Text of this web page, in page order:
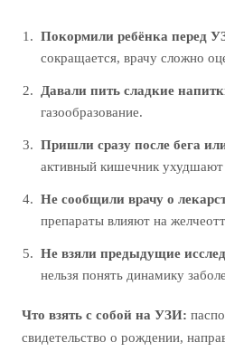
Покормили ребёнка перед
сокращается, врачу сложно
Давали пить сладкие
газообразование.
Пришли сразу после бега
активный кишечник ухудшают
Не сообщили врачу о
препараты влияют на
Не взяли предыдущие
нельзя понять динамику
Что взять с собой на УЗИ:
свидетельство о рождении,